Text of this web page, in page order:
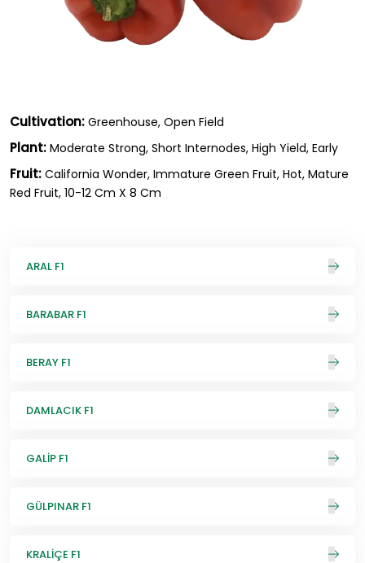
Cultivation: Greenhouse, Open Field
Plant: Moderate Strong, Short Internodes, High Yield, Early
Fruit: California Wonder, Immature Green Fruit, Hot, Mature
Red Fruit, 10-12 Cm X 8 Cm
ARAL F1
BARABAR F1
BERAY F1
DAMLACIK F1
GALİP F1
GÜLPINAR F1
KRALİÇE F1